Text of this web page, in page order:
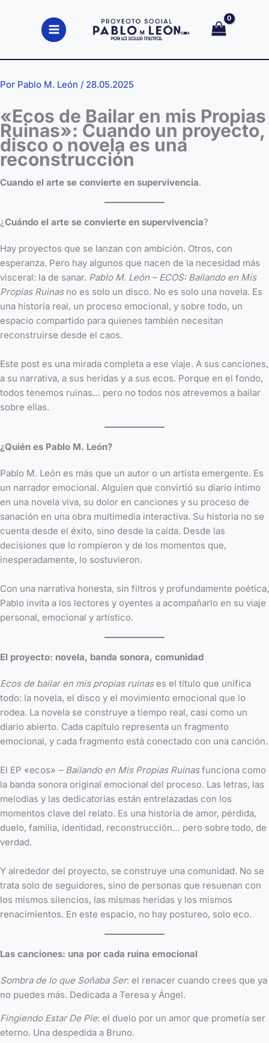
contenido
Por Pablo M. León / 28.05.2025
«Ecos de Bailar en mis Propias
Ruinas»: Cuando un proyecto,
disco o novela es una
reconstrucción
Cuando el arte se convierte en supervivencia.
¿Cuándo el arte se convierte en supervivencia?
Hay proyectos que se lanzan con ambición. Otros, con
esperanza. Pero hay algunos que nacen de la necesidad más
visceral: la de sanar. Pablo M. León – ECOS: Bailando en Mis
Propias Ruinasno es solo un disco. No es solo una novela. Es
una historia real, un proceso emocional, y sobre todo, un
espacio compartido para quienes también necesitan
reconstruirse desde el caos.
Este post es una mirada completa a ese viaje. A sus canciones,
a su narrativa, a sus heridas y a sus ecos. Porque en el fondo,
todos tenemos ruinas… pero no todos nos atrevemos a bailar
sobre ellas.
¿Quién es Pablo M. León?
Pablo M. León es más que un autor o un artista emergente. Es
un narrador emocional. Alguien que convirtió su diario íntimo
en una novela viva, su dolor en canciones y su proceso de
sanación en una obra multimedia interactiva. Su historia no se
cuenta desde el éxito, sino desde la caída. Desde las
decisiones que lo rompieron y de los momentos que,
inesperadamente, lo sostuvieron.
Con una narrativa honesta, sin filtros y profundamente poética,
Pablo invita a los lectores y oyentes a acompañarlo en su viaje
personal, emocional y artístico.
El proyecto: novela, banda sonora, comunidad
Ecos de bailar en mis propias ruinases el título que unifica
todo: la novela, el disco y el movimiento emocional que lo
rodea. La novela se construye a tiempo real, casi como un
diario abierto. Cada capítulo representa un fragmento
emocional, y cada fragmento está conectado con una canción.
El EP «ecos» – Bailando en Mis Propias Ruinasfunciona como
la banda sonora original emocional del proceso. Las letras, las
melodías y las dedicatorias están entrelazadas con los
momentos clave del relato. Es una historia de amor, pérdida,
duelo, familia, identidad, reconstrucción… pero sobre todo, de
verdad.
Y alrededor del proyecto, se construye una comunidad. No se
trata solo de seguidores, sino de personas que resuenan con
los mismos silencios, las mismas heridas y los mismos
renacimientos. En este espacio, no hay postureo, solo eco.
Las canciones: una por cada ruina emocional
Sombra de lo que Soñaba Ser: el renacer cuando crees que ya
no puedes más. Dedicada a Teresa y Ángel.
Fingiendo Estar De Pie: el duelo por un amor que prometía ser
eterno. Una despedida a Bruno.